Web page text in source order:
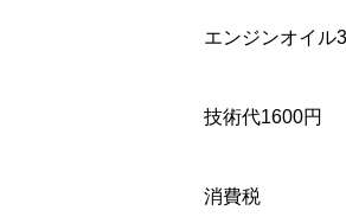
エンジンオイル
技術代1600円
消費税